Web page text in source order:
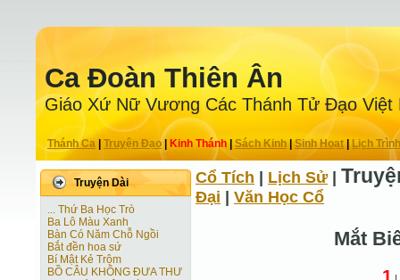
Ca Ðoàn Thiên Ân
Giáo Xứ Nữ Vương Các Thánh Tử Ðạo Việt
Thánh Ca Truyện Ðạo| Kinh Thánh Sách Kinh|Sinh Hoạt| Lịch Trình
Truyện Dài
... Thứ Ba Học Trò
Ba Lô Màu Xanh
Bàn Có Năm Chỗ Ngồi
Bắt đền hoa sứ
Bí Mật Kẻ Trộm
BỒ CÂU KHÔNG ĐƯA THƯ
Cổ Tích Lịch Sử
Ðại Văn Học Cổ
Mắt